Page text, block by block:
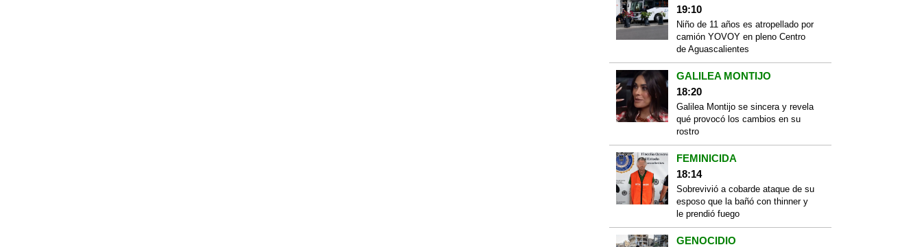
19:10
Niño de 11 años es atropellado por
camión YOVOY en pleno Centro
de Aguascalientes
GALILEA MONTIJO
18:20
Galilea Montijo se sincera y revela
qué provocó los cambios en su
rostro
FEMINICIDA
18:14
Sobrevivió a cobarde ataque de su
esposo que la bañó con thinner y
le prendió fuego
GENOCIDIO